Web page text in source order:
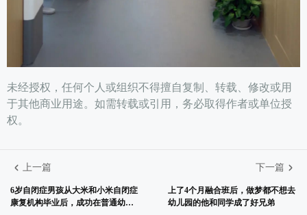
未经授权，任何个人或组织不得擅自复制、转载、修改或用
于其他商业用途。如需转载或引用，务必取得作者或单位授
权。
上一篇
6岁自闭症男孩从大米和小米自闭症
康复机构毕业后，成功在普通幼儿
下一篇
上了4个月融合班后，做梦都不想去
幼儿园的他和同学成了好兄弟